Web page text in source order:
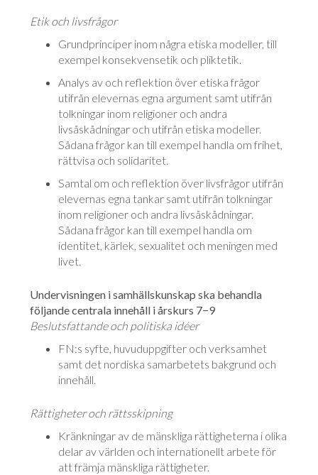
Etik och livsfrågor
Grundprinciper inom några etiska modeller, till
exempel konsekvensetik och pliktetik.
Analys av och reflektion över etiska frågor
utifrån elevernas egna argument samt utifrån
tolkningar inom religioner och andra
livsåskådningar och utifrån etiska modeller.
Sådana frågor kan till exempel handla om frihet,
rättvisa och solidaritet.
Samtal om och reflektion över livsfrågor utifrån
elevernas egna tankar samt utifrån tolkningar
inom religioner och andra livsåskådningar.
Sådana frågor kan till exempel handla om
identitet, kärlek, sexualitet och meningen med
livet.
Undervisningen i samhällskunskap ska behandla
följande centrala innehåll i årskurs 7−9
Beslutsfattande och politiska idéer
FN:s syfte, huvuduppgifter och verksamhet
samt det nordiska samarbetets bakgrund och
innehåll.
Rättigheter och rättsskipning
Kränkningar av de mänskliga rättigheterna i olika
delar av världen och internationellt arbete för
att främja mänskliga rättigheter.